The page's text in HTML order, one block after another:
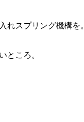
れスプリング機構を。
ところ。